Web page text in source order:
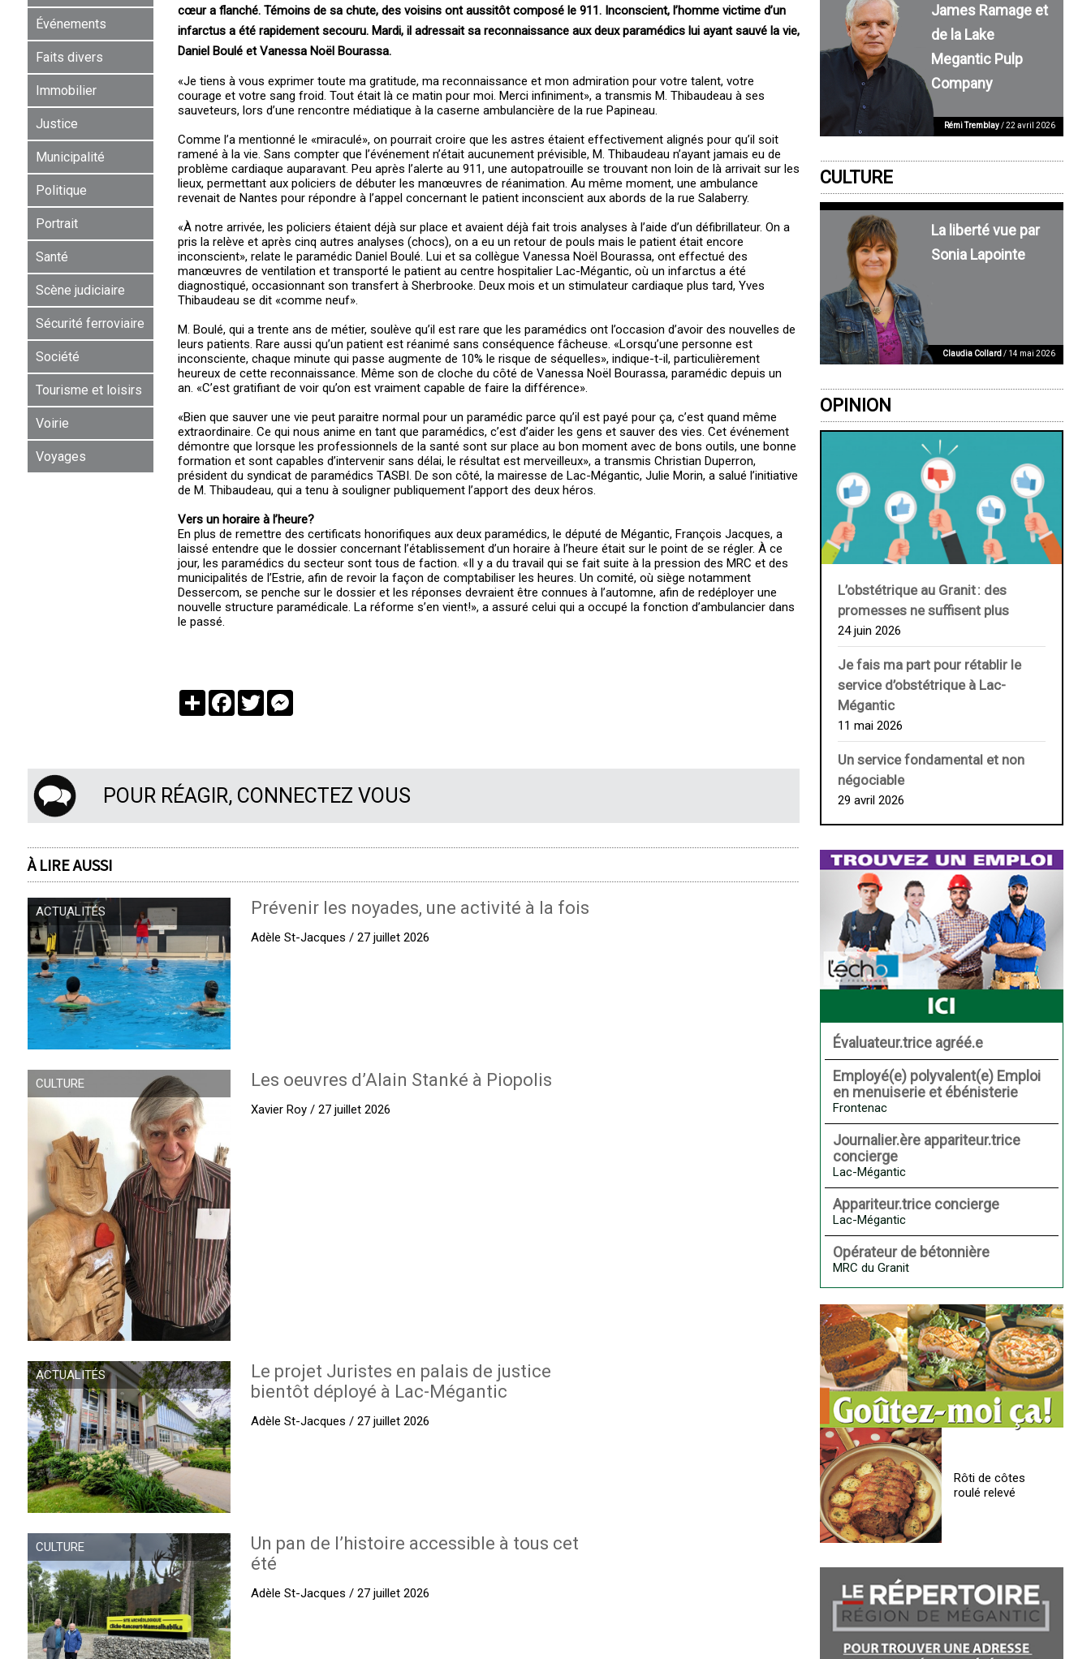
Événements
Faits divers
Immobilier
Justice
Municipalité
Politique
Portrait
Santé
Scène judiciaire
Sécurité ferroviaire
Société
Tourisme et loisirs
Voirie
Voyages
cœur a flanché. Témoins de sa chute, des voisins ont aussitôt composé le 911. Inconscient, l’homme victime d’un
infarctus a été rapidement secouru. Mardi, il adressait sa reconnaissance aux deux paramédics lui ayant sauvé la vie,
Daniel Boulé et Vanessa Noël Bourassa.
«Je tiens à vous exprimer toute ma gratitude, ma reconnaissance et mon admiration pour votre talent, votre
courage et votre sang froid. Tout était là ce matin pour moi. Merci infiniment», a transmis M. Thibaudeau à ses
sauveteurs, lors d’une rencontre médiatique à la caserne ambulancière de la rue Papineau.
Comme l’a mentionné le «miraculé», on pourrait croire que les astres étaient effectivement alignés pour qu’il soit
ramené à la vie. Sans compter que l’événement n’était aucunement prévisible, M. Thibaudeau n’ayant jamais eu de
problème cardiaque auparavant. Peu après l’alerte au 911, une autopatrouille se trouvant non loin de là arrivait sur les
lieux, permettant aux policiers de débuter les manœuvres de réanimation. Au même moment, une ambulance
revenait de Nantes pour répondre à l’appel concernant le patient inconscient aux abords de la rue Salaberry.
«À notre arrivée, les policiers étaient déjà sur place et avaient déjà fait trois analyses à l’aide d’un défibrillateur. On a
pris la relève et après cinq autres analyses (chocs), on a eu un retour de pouls mais le patient était encore
inconscient», relate le paramédic Daniel Boulé. Lui et sa collègue Vanessa Noël Bourassa, ont effectué des
manœuvres de ventilation et transporté le patient au centre hospitalier Lac-Mégantic, où un infarctus a été
diagnostiqué, occasionnant son transfert à Sherbrooke. Deux mois et un stimulateur cardiaque plus tard, Yves
Thibaudeau se dit «comme neuf».
M. Boulé, qui a trente ans de métier, soulève qu’il est rare que les paramédics ont l’occasion d’avoir des nouvelles de
leurs patients. Rare aussi qu’un patient est réanimé sans conséquence fâcheuse. «Lorsqu’une personne est
inconsciente, chaque minute qui passe augmente de 10% le risque de séquelles», indique-t-il, particulièrement
heureux de cette reconnaissance. Même son de cloche du côté de Vanessa Noël Bourassa, paramédic depuis un
an. «C’est gratifiant de voir qu’on est vraiment capable de faire la différence».
«Bien que sauver une vie peut paraitre normal pour un paramédic parce qu’il est payé pour ça, c’est quand même
extraordinaire. Ce qui nous anime en tant que paramédics, c’est d’aider les gens et sauver des vies. Cet événement
démontre que lorsque les professionnels de la santé sont sur place au bon moment avec de bons outils, une bonne
formation et sont capables d’intervenir sans délai, le résultat est merveilleux», a transmis Christian Duperron,
président du syndicat de paramédics TASBI. De son côté, la mairesse de Lac-Mégantic, Julie Morin, a salué l’initiative
de M. Thibaudeau, qui a tenu à souligner publiquement l’apport des deux héros.
Vers un horaire à l’heure?
En plus de remettre des certificats honorifiques aux deux paramédics, le député de Mégantic, François Jacques, a
laissé entendre que le dossier concernant l’établissement d’un horaire à l’heure était sur le point de se régler. À ce
jour, les paramédics du secteur sont tous de faction. «Il y a du travail qui se fait suite à la pression des MRC et des
municipalités de l’Estrie, afin de revoir la façon de comptabiliser les heures. Un comité, où siège notamment
Dessercom, se penche sur le dossier et les réponses devraient être connues à l’automne, afin de redéployer une
nouvelle structure paramédicale. La réforme s’en vient!», a assuré celui qui a occupé la fonction d’ambulancier dans
le passé.
PartagerFacebook
TwitterMessenger
POUR RÉAGIR, CONNECTEZ VOUS
À LIRE AUSSI
ACTUALITÉS Prévenir les noyades, une activité à la fois
Adèle St-Jacques / 27 juillet 2026
CULTURE Les oeuvres d’Alain Stanké à Piopolis
Xavier Roy / 27 juillet 2026
ACTUALITÉS
Le projet Juristes en palais de justice
bientôt déployé à Lac-Mégantic
Adèle St-Jacques / 27 juillet 2026
CULTURE
Un pan de l’histoire accessible à tous cet
été
Adèle St-Jacques / 27 juillet 2026
James Ramage et
de la Lake
Megantic Pulp
Company
Rémi Tremblay/ 22 avril 2026
CULTURE
La liberté vue par
Sonia Lapointe
Claudia Collard/ 14 mai 2026
OPINION
L’obstétrique au ­Granit : des
promesses ne suffisent plus
24 juin 2026
Je fais ma part pour rétablir le
service d’obstétrique à Lac-
Mégantic
11 mai 2026
Un service fondamental et non
négociable
29 avril 2026
Évaluateur.trice agréé.e
Employé(e) polyvalent(e) Emploi
en menuiserie et ébénisterie
Frontenac
Journalier.ère appariteur.trice
concierge
Lac-Mégantic
Appariteur.trice concierge
Lac-Mégantic
Opérateur de bétonnière
MRC du Granit
Rôti de côtes
roulé relevé